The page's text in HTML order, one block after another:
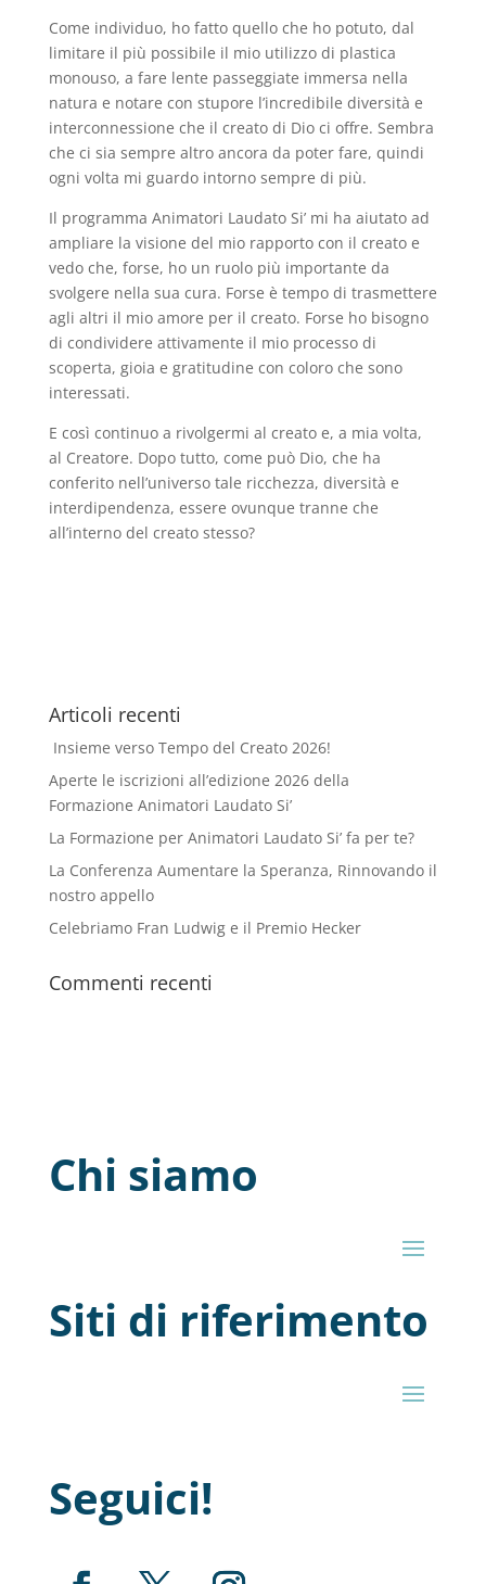
Come individuo, ho fatto quello che ho potuto, dal
limitare il più possibile il mio utilizzo di plastica
monouso, a fare lente passeggiate immersa nella
natura e notare con stupore l’incredibile diversità e
interconnessione che il creato di Dio ci offre. Sembra
che ci sia sempre altro ancora da poter fare, quindi
ogni volta mi guardo intorno sempre di più.
Il programma Animatori Laudato Si’ mi ha aiutato ad
ampliare la visione del mio rapporto con il creato e
vedo che, forse, ho un ruolo più importante da
svolgere nella sua cura. Forse è tempo di trasmettere
agli altri il mio amore per il creato. Forse ho bisogno
di condividere attivamente il mio processo di
scoperta, gioia e gratitudine con coloro che sono
interessati.
E così continuo a rivolgermi al creato e, a mia volta,
al Creatore. Dopo tutto, come può Dio, che ha
conferito nell’universo tale ricchezza, diversità e
interdipendenza, essere ovunque tranne che
all’interno del creato stesso?
Articoli recenti
Insieme verso Tempo del Creato 2026!
Aperte le iscrizioni all’edizione 2026 della
Formazione Animatori Laudato Si’
La Formazione per Animatori Laudato Si’ fa per te?
La Conferenza Aumentare la Speranza, Rinnovando il
nostro appello
Celebriamo Fran Ludwig e il Premio Hecker
Commenti recenti
Chi siamo
Siti di riferimento
Seguici!